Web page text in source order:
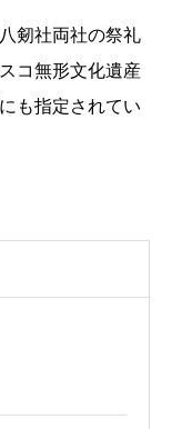
剱社両社の祭礼
コ無形文化遺産
も指定されてい